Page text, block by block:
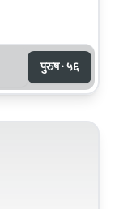
पुरुष · ५६